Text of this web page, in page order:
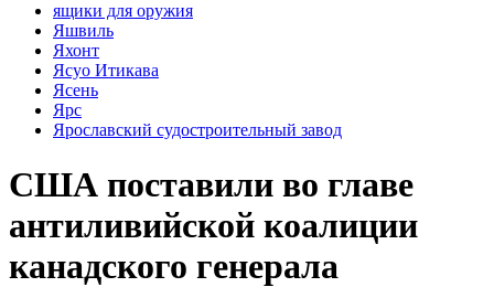
ящики для оружия
Яшвиль
Яхонт
Ясуо Итикава
Ясень
Ярс
Ярославский судостроительный завод
США поставили во главе
антиливийской коалиции
канадского генерала